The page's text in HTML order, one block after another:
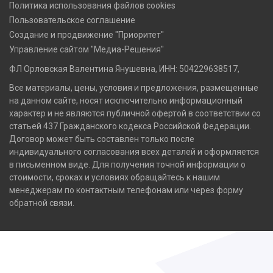
Политика использования файлов cookies
Пользовательское соглашение
Создание и продвижение "Приоритет"
Управление сайтом "Медиа-Решения"
ФЛ Орловская Валентина Янушевна, ИНН: 504229638517,
Все материалы, цены, условия и предложения, размещенные
на данном сайте, носят исключительно информационный
характер и не являются публичной офертой в соответствии со
статьей 437 Гражданского кодекса Российской Федерации.
Договор может быть составлен только после
индивидуального согласования всех деталей и оформляется
в письменном виде. Для получения точной информации о
стоимости, сроках и условиях обращайтесь к нашим
менеджерам по контактным телефонам или через форму
обратной связи.